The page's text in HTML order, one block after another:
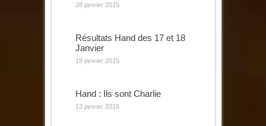
28 janvier 2015
Résultats Hand des 17 et 18
Janvier
19 janvier 2015
Hand : Ils sont Charlie
13 janvier 2015